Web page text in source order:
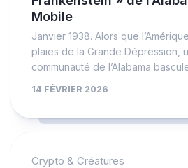
Mobile
Janvier 1938. Alors que
plaies de la Grande Dépression,
communauté de l’Alabama
14 FÉVRIER 2026
Crypto & Créatures